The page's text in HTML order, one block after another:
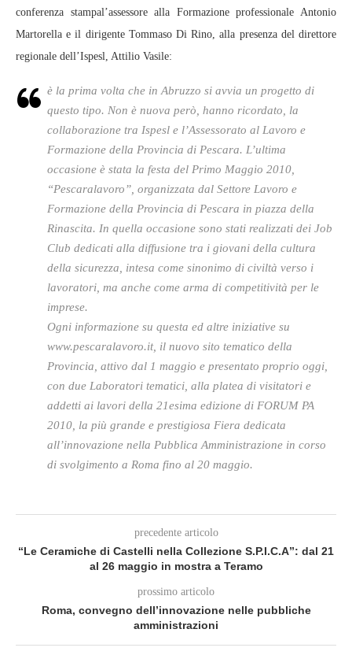
conferenza stampal’assessore alla Formazione professionale Antonio
Martorella e il dirigente Tommaso Di Rino, alla presenza del direttore
regionale dell’Ispesl, Attilio Vasile:
è la prima volta che in Abruzzo si avvia un progetto di
questo tipo. Non è nuova però, hanno ricordato, la
collaborazione tra Ispesl e l’Assessorato al Lavoro e
Formazione della Provincia di Pescara. L’ultima
occasione è stata la festa del Primo Maggio 2010,
“Pescaralavoro”, organizzata dal Settore Lavoro e
Formazione della Provincia di Pescara in piazza della
Rinascita. In quella occasione sono stati realizzati dei Job
Club dedicati alla diffusione tra i giovani della cultura
della sicurezza, intesa come sinonimo di civiltà verso i
lavoratori, ma anche come arma di competitività per le
imprese.
Ogni informazione su questa ed altre iniziative su
www.pescaralavoro.it, il nuovo sito tematico della
Provincia, attivo dal 1 maggio e presentato proprio oggi,
con due Laboratori tematici, alla platea di visitatori e
addetti ai lavori della 21esima edizione di FORUM PA
2010, la più grande e prestigiosa Fiera dedicata
all’innovazione nella Pubblica Amministrazione in corso
di svolgimento a Roma fino al 20 maggio.
precedente articolo
“Le Ceramiche di Castelli nella Collezione S.P.I.C.A”: dal 21
al 26 maggio in mostra a Teramo
prossimo articolo
Roma, convegno dell’innovazione nelle pubbliche
amministrazioni